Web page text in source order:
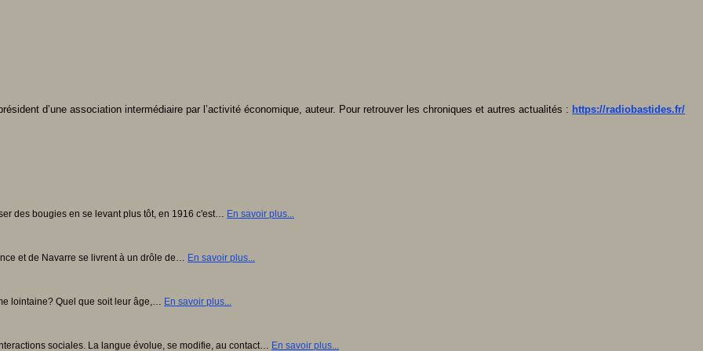
d’une association intermédiaire par l’activité économique, auteur. Pour retrouver les chroniques et autres actualités : https://radiobastides.fr/
des bougies en se levant plus tôt, en 1916 c'est… En savoir plus...
et de Navarre se livrent à un drôle de… En savoir plus...
lointaine? Quel que soit leur âge,… En savoir plus...
sociales. La langue évolue, se modifie, au contact… En savoir plus...